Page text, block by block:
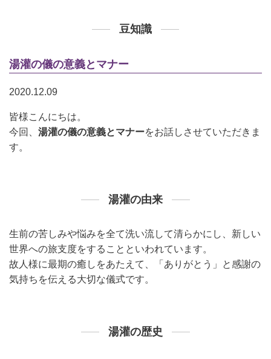
豆知識
湯灌の儀の意義とマナー
2020.12.09
皆様こんにちは。
今回、 湯灌の儀の意義とマナーをお話しさせていただきま
す。
湯灌の由来
生前の苦しみや悩みを全て洗い流して清らかにし、新しい
世界への旅支度をすることといわれています。
故人様に最期の癒しをあたえて、「ありがとう」と感謝の
気持ちを伝える大切な儀式です。
湯灌の歴史